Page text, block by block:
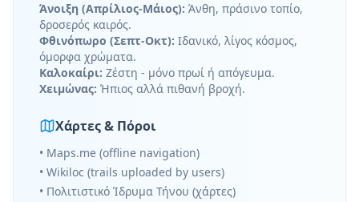
Άνοιξη (Απρίλιος-Μάιος): Άνθη, πράσινο τοπίο,
δροσερός καιρός.
Φθινόπωρο (Σεπτ-Οκτ): Ιδανικό, λίγος κόσμος,
όμορφα χρώματα.
Καλοκαίρι: Ζέστη - μόνο πρωί ή απόγευμα.
Χειμώνας: Ήπιος αλλά πιθανή βροχή.
Χάρτες & Πόροι
• Maps.me (offline navigation)
• Wikiloc (trails uploaded by users)
• Πολιτιστικό Ίδρυμα Τήνου (χάρτες)